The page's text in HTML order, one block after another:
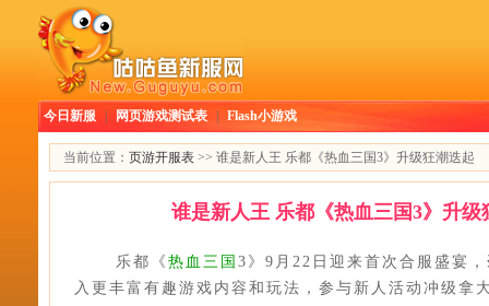
今日新服 网页游戏测试表 Flash小游戏
当前位置： 页游开服表 >> 谁是新人王 乐都《热血三国3》升级狂潮迭起
谁是新人王 乐都《热血三国3》升级
乐都《 热血三国 3》9月22日迎来首次合服盛宴
入更丰富有趣游戏内容和玩法，参与新人活动冲级拿